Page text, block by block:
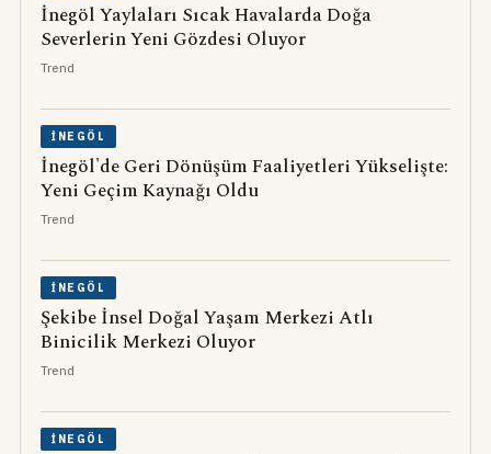
İnegöl Yaylaları Sıcak Havalarda Doğa
Severlerin Yeni Gözdesi Oluyor
Trend
İNEGÖL
İnegöl'de Geri Dönüşüm Faaliyetleri Yükselişte:
Yeni Geçim Kaynağı Oldu
Trend
İNEGÖL
Şekibe İnsel Doğal Yaşam Merkezi Atlı
Binicilik Merkezi Oluyor
Trend
İNEGÖL